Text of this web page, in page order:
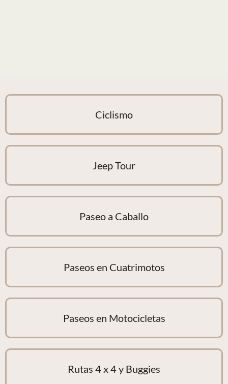
Ciclismo
Jeep Tour
Paseo a Caballo
Paseos en Cuatrimotos
Paseos en Motocicletas
Rutas 4 x 4 y Buggies